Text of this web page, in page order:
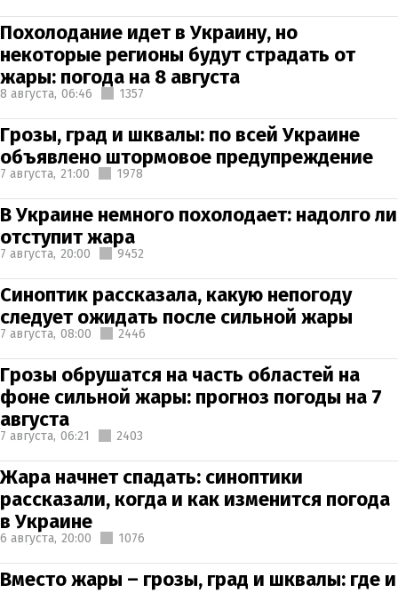
Похолодание идет в Украину, но
некоторые регионы будут страдать от
жары: погода на 8 августа
8 августа, 06:46 1357
Грозы, град и шквалы: по всей Украине
объявлено штормовое предупреждение
7 августа, 21:00 1978
В Украине немного похолодает: надолго ли
отступит жара
7 августа, 20:00 9452
Синоптик рассказала, какую непогоду
следует ожидать после сильной жары
7 августа, 08:00 2446
Грозы обрушатся на часть областей на
фоне сильной жары: прогноз погоды на 7
августа
7 августа, 06:21 2403
Жара начнет спадать: синоптики
рассказали, когда и как изменится погода
в Украине
6 августа, 20:00 1076
Вместо жары – грозы, град и шквалы: где и